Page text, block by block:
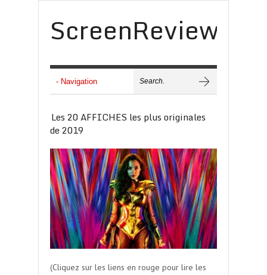
ScreenReview
Les 20 AFFICHES les plus originales
de 2019
(Cliquez sur les liens en rouge pour lire les